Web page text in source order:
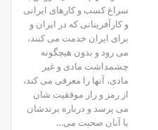
سراغ کسب و کارهای ایرانی
و کارآفرینانی که در ایران و
برای ایران خدمت می کنند،
می رود و بدون هیچگونه
چشمداشت مادی و غیر
مادی، آنها را معرفی می کند،
از رمز و راز موفقیت شان
می پرسد و درباره برندشان
با آنان صحبت می…